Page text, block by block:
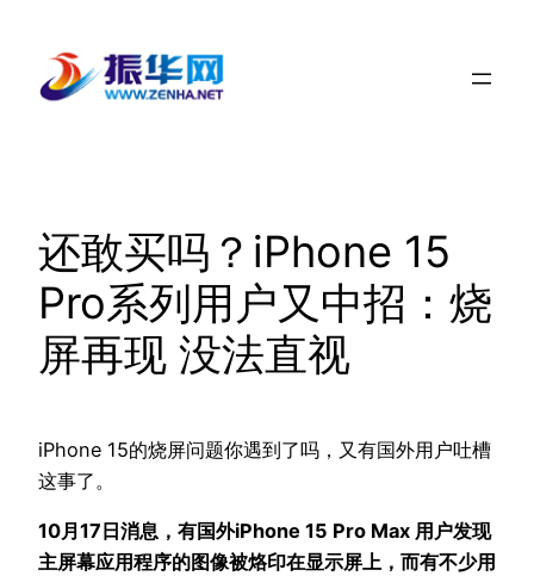
还敢买吗？iPhone 15
Pro系列用户又中招：烧
屏再现 没法直视
iPhone 15的烧屏问题你遇到了吗，又有国外用户吐槽
这事了。
10月17日消息，有国外iPhone 15 Pro Max 用户发现
主屏幕应用程序的图像被烙印在显示屏上，而有不少用